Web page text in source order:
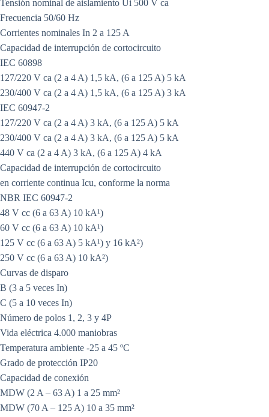
Tensión nominal de aislamiento Ui 500 V ca
Frecuencia 50/60 Hz
Corrientes nominales In 2 a 125 A
Capacidad de interrupción de cortocircuito
IEC 60898
127/220 V ca (2 a 4 A) 1,5 kA, (6 a 125 A) 5 kA
230/400 V ca (2 a 4 A) 1,5 kA, (6 a 125 A) 3 kA
IEC 60947-2
127/220 V ca (2 a 4 A) 3 kA, (6 a 125 A) 5 kA
230/400 V ca (2 a 4 A) 3 kA, (6 a 125 A) 5 kA
440 V ca (2 a 4 A) 3 kA, (6 a 125 A) 4 kA
Capacidad de interrupción de cortocircuito
en corriente continua Icu, conforme la norma
NBR IEC 60947-2
48 V cc (6 a 63 A) 10 kA¹)
60 V cc (6 a 63 A) 10 kA¹)
125 V cc (6 a 63 A) 5 kA¹) y 16 kA²)
250 V cc (6 a 63 A) 10 kA²)
Curvas de disparo
B (3 a 5 veces In)
C (5 a 10 veces In)
Número de polos 1, 2, 3 y 4P
Vida eléctrica 4.000 maniobras
Temperatura ambiente -25 a 45 ºC
Grado de protección IP20
Capacidad de conexión
MDW (2 A – 63 A) 1 a 25 mm²
MDW (70 A – 125 A) 10 a 35 mm²